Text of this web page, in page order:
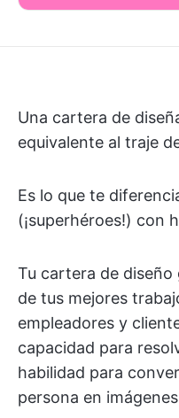
Una cartera de
equivalente al traje
Es lo que te
(¡superhéroes!) con
Tu cartera de
de tus mejores
empleadores y
capacidad para
habilidad para
persona en